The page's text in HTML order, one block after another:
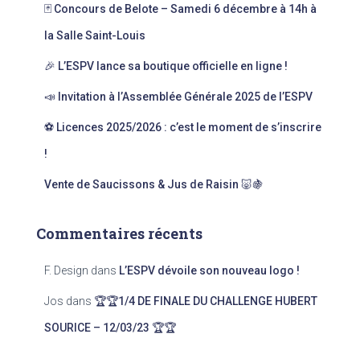
🃏 Concours de Belote – Samedi 6 décembre à 14h à
la Salle Saint-Louis
🎉 L’ESPV lance sa boutique officielle en ligne !
📣 Invitation à l’Assemblée Générale 2025 de l’ESPV
⚽ Licences 2025/2026 : c’est le moment de s’inscrire
!
Vente de Saucissons & Jus de Raisin 🐷🍇
Commentaires récents
F. Design dans L’ESPV dévoile son nouveau logo !
Jos dans 🏆🏆1/4 DE FINALE DU CHALLENGE HUBERT
SOURICE – 12/03/23 🏆🏆